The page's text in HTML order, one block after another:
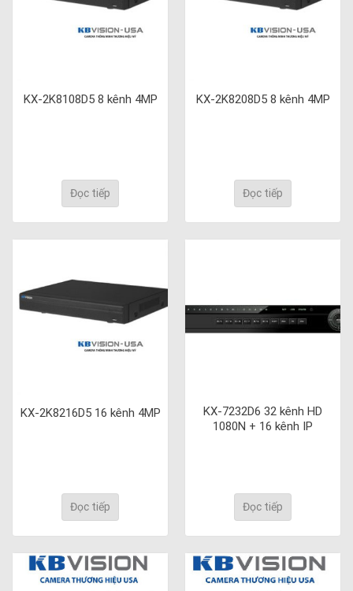
KX-2K8108D5 8 kênh 4MP
Đọc tiếp
KX-2K8208D5 8 kênh 4MP
Đọc tiếp
KX-2K8216D5 16 kênh 4MP
Đọc tiếp
KX-7232D6 32 kênh HD
1080N + 16 kênh IP
Đọc tiếp